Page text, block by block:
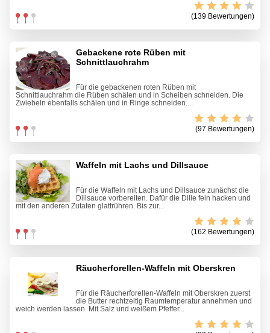
(139 Bewertungen)
Gebackene rote Rüben mit
Schnittlauchrahm
Für die gebackenen roten Rüben mit
Schnittlauchrahm die Rüben schälen und in Scheiben schneiden. Die
Zwiebeln ebenfalls schälen und in Ringe schneiden....
(97 Bewertungen)
Waffeln mit Lachs und Dillsauce
Für die Waffeln mit Lachs und Dillsauce zunächst die
Dillsauce vorbereiten. Dafür die Dille fein hacken und
mit den anderen Zutaten glattrühren. Bis zur...
(162 Bewertungen)
Räucherforellen-Waffeln mit Oberskren
Für die Räucherforellen-Waffeln mit Oberskren zuerst
die Butter rechtzeitig Raumtemperatur annehmen und
weich werden lassen. Mit Salz und weißem Pfeffer...